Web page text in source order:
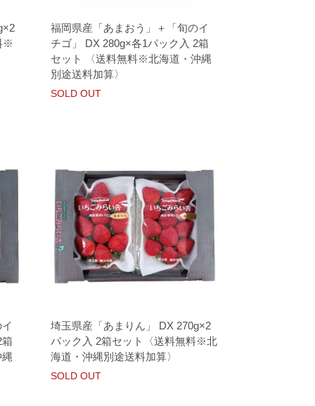
※
福岡県産「あまおう」＋「旬のイ
チゴ」 DX 280g×各1パック入 2箱
セット 〈送料無料※北海道・沖縄
別途送料加算〉
SOLD OUT
埼玉県産「あまりん」 DX 270g×2
パック入 2箱セット〈送料無料※北
海道・沖縄別途送料加算〉
SOLD OUT